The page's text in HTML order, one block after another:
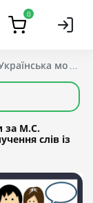
0
мова
за М.С.
слів із